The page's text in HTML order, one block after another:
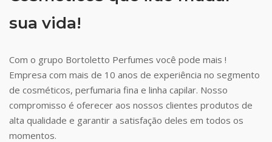
sua vida!
Com o grupo Bortoletto Perfumes você pode mais !
Empresa com mais de 10 anos de experiência no segmento
de cosméticos, perfumaria fina e linha capilar. Nosso
compromisso é oferecer aos nossos clientes produtos de
alta qualidade e garantir a satisfação deles em todos os
momentos.